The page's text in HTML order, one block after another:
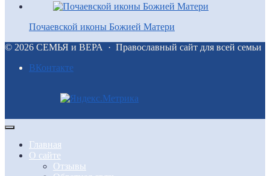
Почаевской иконы Божией Матери
© 2026 СЕМЬЯ и ВЕРА · Православный сайт для всей семьи
BКонтакте
Главная
О сайте
Отзывы